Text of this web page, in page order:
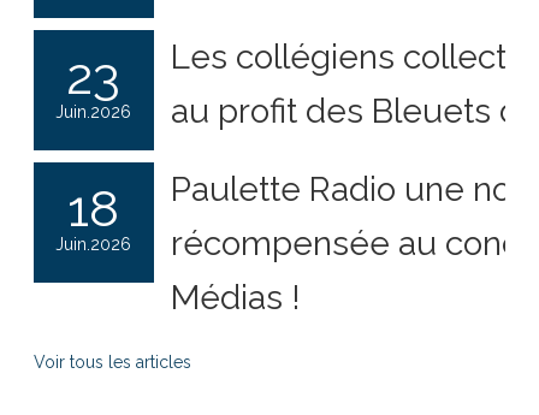
23
Juin.2026
Les collégiens
au profit des Bleuets
18
Juin.2026
Paulette Radio une
récompensée au
Médias !
Voir tous les articles